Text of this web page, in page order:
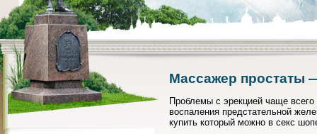
Массажер простаты
Проблемы с эрекцией чаще всего
воспаления предстательной
купить который можно в секс